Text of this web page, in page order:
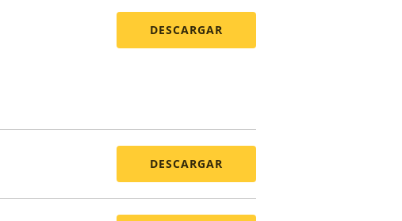
DESCARGAR
DESCARGAR